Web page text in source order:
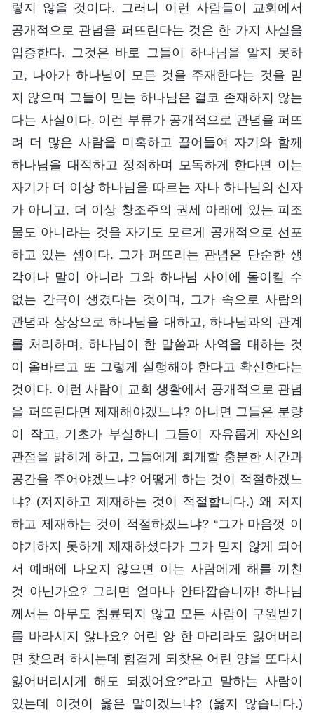
렇지 않을 것이다. 그러니 이런 사람들이 교회에서
공개적으로 관념을 퍼뜨린다는 것은 한 가지 사실을
입증한다. 그것은 바로 그들이 하나님을 알지 못하
고, 나아가 하나님이 모든 것을 주재한다는 것을 믿
지 않으며 그들이 믿는 하나님은 결코 존재하지 않는
다는 사실이다. 이런 부류가 공개적으로 관념을 퍼뜨
려 더 많은 사람을 미혹하고 끌어들여 자기와 함께
하나님을 대적하고 정죄하며 모독하게 한다면 이는
자기가 더 이상 하나님을 따르는 자나 하나님의 신자
가 아니고, 더 이상 창조주의 권세 아래에 있는 피조
물도 아니라는 것을 자기도 모르게 공개적으로 선포
하고 있는 셈이다. 그가 퍼뜨리는 관념은 단순한 생
각이나 말이 아니라 그와 하나님 사이에 돌이킬 수
없는 간극이 생겼다는 것이며, 그가 속으로 사람의
관념과 상상으로 하나님을 대하고, 하나님과의 관계
를 처리하며, 하나님이 한 말씀과 사역을 대하는 것
이 올바르고 또 그렇게 실행해야 한다고 확신한다는
것이다. 이런 사람이 교회 생활에서 공개적으로 관념
을 퍼뜨린다면 제재해야겠느냐? 아니면 그들은 분량
이 작고, 기초가 부실하니 그들이 자유롭게 자신의
관점을 밝히게 하고, 그들에게 회개할 충분한 시간과
공간을 주어야겠느냐? 어떻게 하는 것이 적절하겠느
냐? (저지하고 제재하는 것이 적절합니다.) 왜 저지
하고 제재하는 것이 적절하겠느냐? “그가 마음껏 이
야기하지 못하게 제재하셨다가 그가 믿지 않게 되어
서 예배에 나오지 않으면 이는 사람에게 해를 끼친
것 아닌가요? 그러면 얼마나 안타깝습니까! 하나님
께서는 아무도 침륜되지 않고 모든 사람이 구원받기
를 바라시지 않나요? 어린 양 한 마리라도 잃어버리
면 찾으려 하시는데 힘겹게 되찾은 어린 양을 또다시
잃어버리시게 해도 되겠어요?”라고 말하는 사람이
있는데 이것이 옳은 말이겠느냐? (옳지 않습니다.)